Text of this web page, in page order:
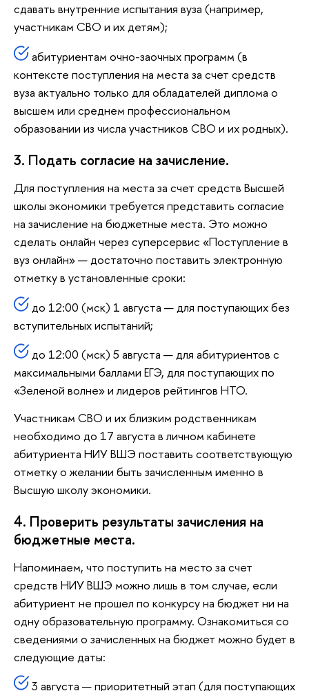
сдавать внутренние испытания вуза (например,
участникам СВО и их детям);
абитуриентам очно-заочных программ (в
контексте поступления на места за счет средств
вуза актуально только для обладателей диплома о
высшем или среднем профессиональном
образовании из числа участников СВО и их родных).
3. Подать согласие на зачисление.
Для поступления на места за счет средств Высшей
школы экономики требуется представить согласие
на зачисление на бюджетные места. Это можно
сделать онлайн через суперсервис «Поступление в
вуз онлайн» — достаточно поставить электронную
отметку в установленные сроки:
до 12:00 (мск) 1 августа — для поступающих без
вступительных испытаний;
до 12:00 (мск) 5 августа — для абитуриентов с
максимальными баллами ЕГЭ, для поступающих по
«Зеленой волне» и лидеров рейтингов НТО.
Участникам СВО и их близким родственникам
необходимо до 17 августа в личном кабинете
абитуриента НИУ ВШЭ поставить соответствующую
отметку о желании быть зачисленным именно в
Высшую школу экономики.
4. Проверить результаты зачисления на
бюджетные места.
Напоминаем, что поступить на место за счет
средств НИУ ВШЭ можно лишь в том случае, если
абитуриент не прошел по конкурсу на бюджет ни на
одну образовательную программу. Ознакомиться со
сведениями о зачисленных на бюджет можно будет в
следующие даты:
3 августа — приоритетный этап (для поступающих